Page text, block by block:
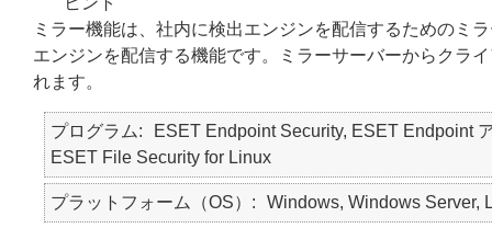
ミラー機能は、社内に検出エンジンを配信するためのミ
エンジンを配信する機能です。ミラーサーバーからクラ
れます。
プログラム
ESET Endpoint Security, ESET Endpoint
ESET File Security for Linux
プラットフォーム（OS） Windows, Windows Server,